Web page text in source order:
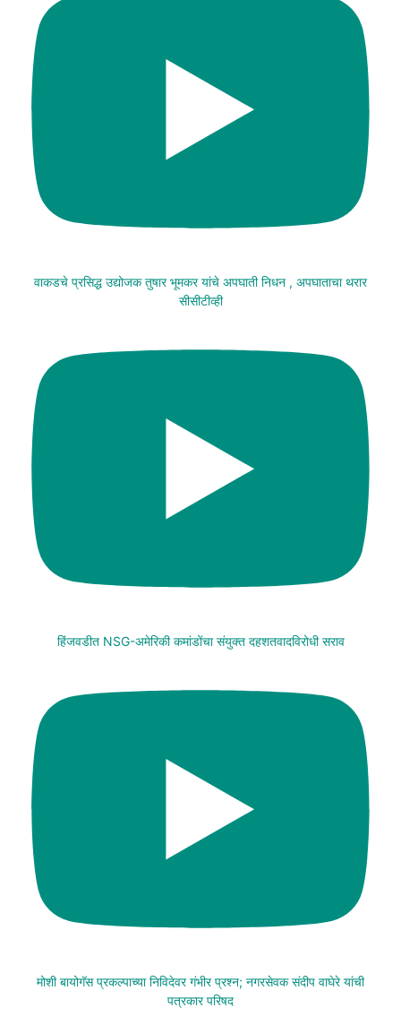
वाकडचे प्रसिद्ध उद्योजक तुषार भूमकर यांचे अपघाती निधन , अपघाताचा थरार
सीसीटीव्ही
हिंजवडीत NSG-अमेरिकी कमांडोंचा संयुक्त दहशतवादविरोधी सराव
मोशी बायोगॅस प्रकल्पाच्या निविदेवर गंभीर प्रश्न; नगरसेवक संदीप वाघेरे यांची
पत्रकार परिषद